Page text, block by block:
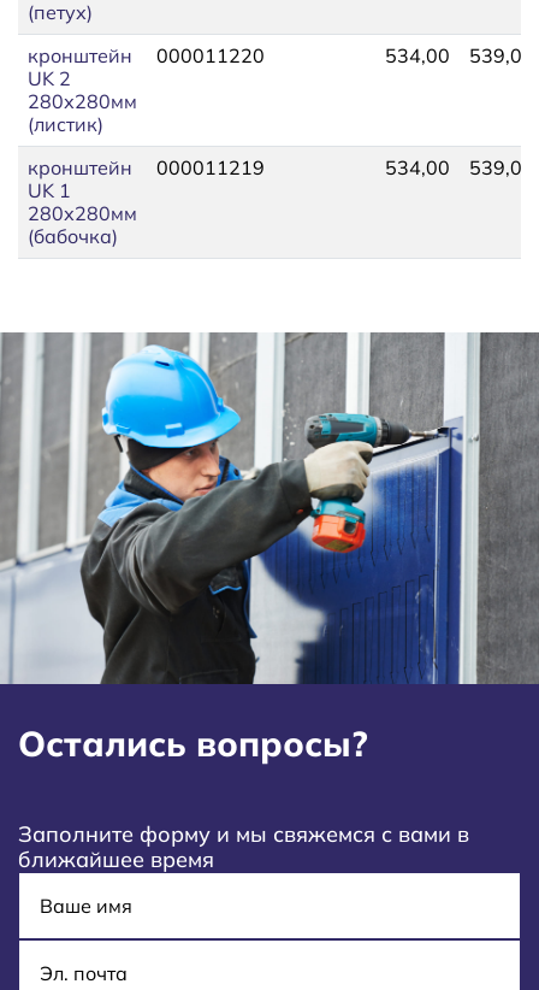
(петух)
кронштейн
UK 2
280х280мм
(листик)
000011220 534,00 539,00
кронштейн
UK 1
280х280мм
(бабочка)
000011219 534,00 539,00
Остались вопросы?
Заполните форму и мы свяжемся с вами в
ближайшее время